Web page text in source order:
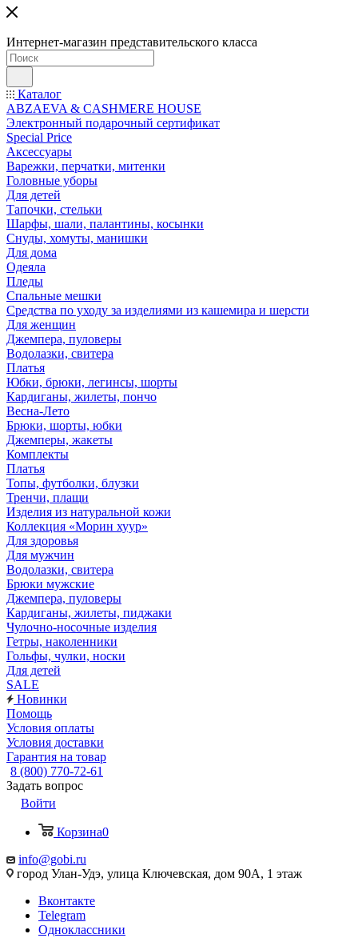
Интернет-магазин представительского класса
Каталог
ABZAEVA & CASHMERE HOUSE
Электронный подарочный сертификат
Special Price
Аксессуары
Варежки, перчатки, митенки
Головные уборы
Для детей
Тапочки, стельки
Шарфы, шали, палантины, косынки
Снуды, хомуты, манишки
Для дома
Одеяла
Пледы
Спальные мешки
Средства по уходу за изделиями из кашемира и шерсти
Для женщин
Джемпера, пуловеры
Водолазки, свитера
Платья
Юбки, брюки, легинсы, шорты
Кардиганы, жилеты, пончо
Весна-Лето
Брюки, шорты, юбки
Джемперы, жакеты
Комплекты
Платья
Топы, футболки, блузки
Тренчи, плащи
Изделия из натуральной кожи
Коллекция «Морин хуур»
Для здоровья
Для мужчин
Водолазки, свитера
Брюки мужские
Джемпера, пуловеры
Кардиганы, жилеты, пиджаки
Чулочно-носочные изделия
Гетры, наколенники
Гольфы, чулки, носки
Для детей
SALE
Новинки
Помощь
Условия оплаты
Условия доставки
Гарантия на товар
8 (800) 770-72-61
Задать вопрос
Войти
Корзина0
info@gobi.ru
город Улан-Удэ, улица Ключевская, дом 90А, 1 этаж
Вконтакте
Telegram
Одноклассники